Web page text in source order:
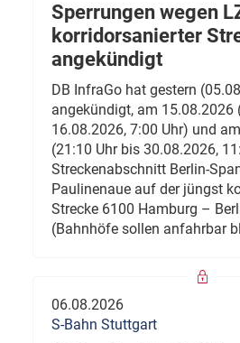
Sperrungen wegen
korridorsanierter
angekündigt
DB InfraGo hat gestern
angekündigt, am 15.08.2026
16.08.2026, 7:00 Uhr) und
(21:10 Uhr bis 30.08.2026,
Streckenabschnitt Berlin-
Paulinenaue auf der jüngst
Strecke 6100 Hamburg –
(Bahnhöfe sollen anfahrbar
06.08.2026
S-Bahn Stuttgart